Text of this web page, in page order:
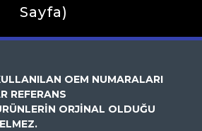
Sayfa)
OEM NUMARALARI
REFERANS
ORJİNAL OLDUĞU